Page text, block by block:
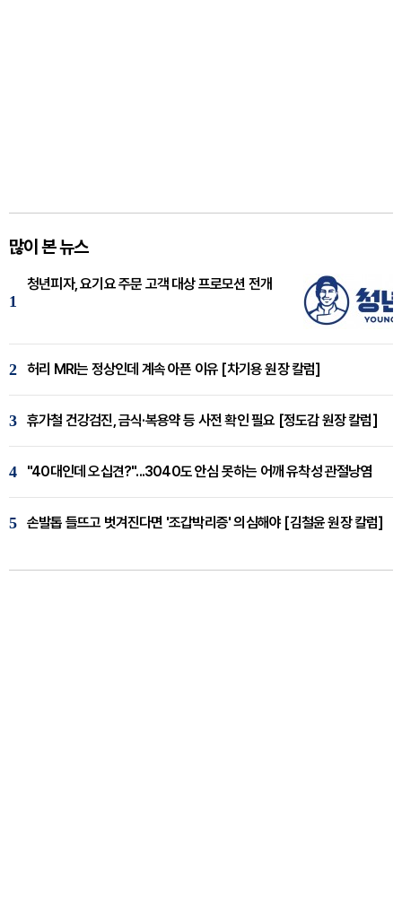
많이 본 뉴스
1
청년피자, 요기요 주문 고객 대상 프로모션 전개
2 허리 MRI는 정상인데 계속 아픈 이유 [차기용 원장 칼럼]
3 휴가철 건강검진, 금식·복용약 등 사전 확인 필요 [정도감 원장 칼럼]
4 "40대인데 오십견?"...3040도 안심 못하는 어깨 유착성 관절낭염
5 손발톱 들뜨고 벗겨진다면 '조갑박리증' 의심해야 [김철윤 원장 칼럼]